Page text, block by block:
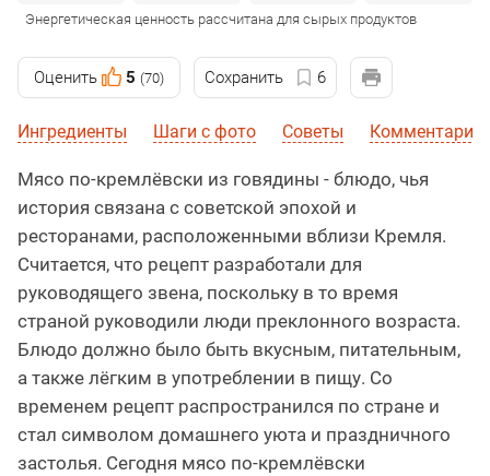
Энергетическая ценность рассчитана для сырых продуктов
Оценить 5 (70) Сохранить 6
Ингредиенты Шаги с фото Советы Комментарии
Мясо по-кремлёвски из говядины - блюдо, чья
история связана с советской эпохой и
ресторанами, расположенными вблизи Кремля.
Считается, что рецепт разработали для
руководящего звена, поскольку в то время
страной руководили люди преклонного возраста.
Блюдо должно было быть вкусным, питательным,
а также лёгким в употреблении в пищу. Со
временем рецепт распространился по стране и
стал символом домашнего уюта и праздничного
застолья. Сегодня мясо по-кремлёвски